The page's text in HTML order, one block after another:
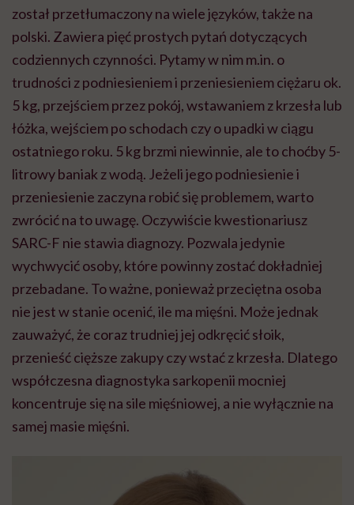
został przetłumaczony na wiele języków, także na
polski. Zawiera pięć prostych pytań dotyczących
codziennych czynności. Pytamy w nim m.in. o
trudności z podniesieniem i przeniesieniem ciężaru ok.
5 kg, przejściem przez pokój, wstawaniem z krzesła lub
łóżka, wejściem po schodach czy o upadki w ciągu
ostatniego roku. 5 kg brzmi niewinnie, ale to choćby 5-
litrowy baniak z wodą. Jeżeli jego podniesienie i
przeniesienie zaczyna robić się problemem, warto
zwrócić na to uwagę. Oczywiście kwestionariusz
SARC-F nie stawia diagnozy. Pozwala jedynie
wychwycić osoby, które powinny zostać dokładniej
przebadane. To ważne, ponieważ przeciętna osoba
nie jest w stanie ocenić, ile ma mięśni. Może jednak
zauważyć, że coraz trudniej jej odkręcić słoik,
przenieść cięższe zakupy czy wstać z krzesła. Dlatego
współczesna diagnostyka sarkopenii mocniej
koncentruje się na sile mięśniowej, a nie wyłącznie na
samej masie mięśni.